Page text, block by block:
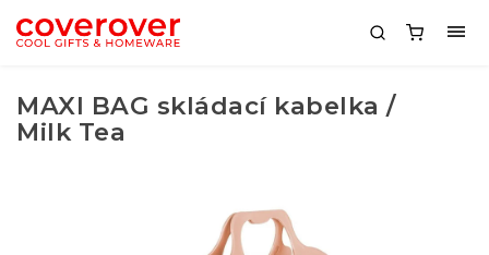
MAXI BAG skládací kabelka /
Milk Tea